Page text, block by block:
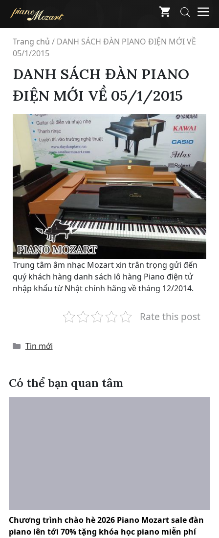
content
Trang chủ / DANH SÁCH ĐÀN PIANO ĐIỆN MỚI VỀ
05/1/2015
DANH SÁCH ĐÀN PIANO
ĐIỆN MỚI VỀ 05/1/2015
Trung tâm âm nhạc Mozart xin trân trọng gửi đến
quý khách hàng danh sách lô hàng Piano điện tử
nhập khẩu từ Nhật chính hãng về tháng 12/2014.
Rate this post
Categories
Tin mới
Có thể bạn quan tâm
Chương trình chào hè 2026 Piano Mozart sale đàn
piano lên tới 70% tặng khóa học piano miễn phí